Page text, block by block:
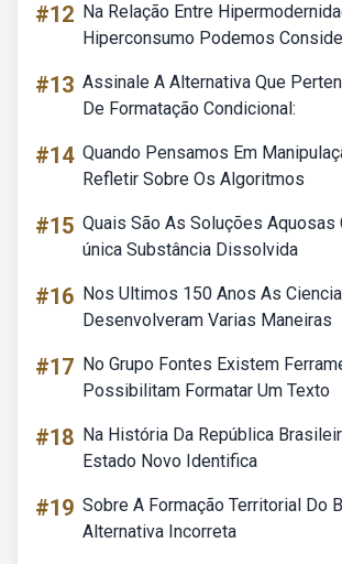
#12 Na Relação Entre
Hiperconsumo Podemos
#13 Assinale A Alternativa Que
De Formatação Condicional:
#14 Quando Pensamos Em
Refletir Sobre Os Algoritmos
#15 Quais São As Soluções Aquosas
única Substância Dissolvida
#16 Nos Ultimos 150 Anos As
Desenvolveram Varias Maneiras
#17 No Grupo Fontes Existem
Possibilitam Formatar Um Texto
#18 Na História Da República
Estado Novo Identifica
#19 Sobre A Formação Territorial Do
Alternativa Incorreta